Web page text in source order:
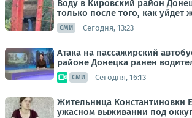
Воду в Кировский район
только после того, как уйдет
СМИ Сегодня, 13:23
Атака на пассажирский
районе Донецка ранен
СМИ Сегодня, 16:13
Жительница Константиновки
ужасном выживании под